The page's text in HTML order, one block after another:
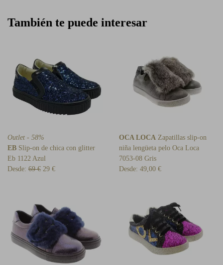
También te puede interesar
Outlet - 58%
EB Slip-on de chica con glitter
Eb 1122 Azul
Desde: 69 € 29 €
OCA LOCA Zapatillas slip-on
niña lengüeta pelo Oca Loca
7053-08 Gris
Desde: 49,00 €